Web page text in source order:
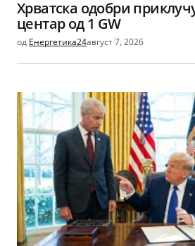
Хрватска одобри
центар од 1 GW
од Енергетика24август 7, 2026